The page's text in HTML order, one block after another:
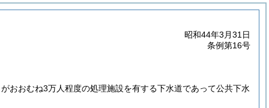
昭和44年3月31日
条例第16号
おおむね3万人程度の処理施設を有する下水道であって公共下水